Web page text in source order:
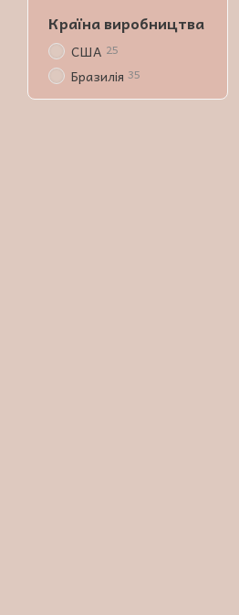
Країна виробництва
США 25
Бразилія 35